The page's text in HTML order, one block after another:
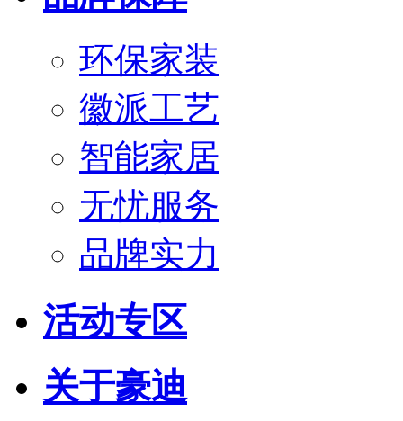
环保家装
徽派工艺
智能家居
无忧服务
品牌实力
活动专区
关于豪迪